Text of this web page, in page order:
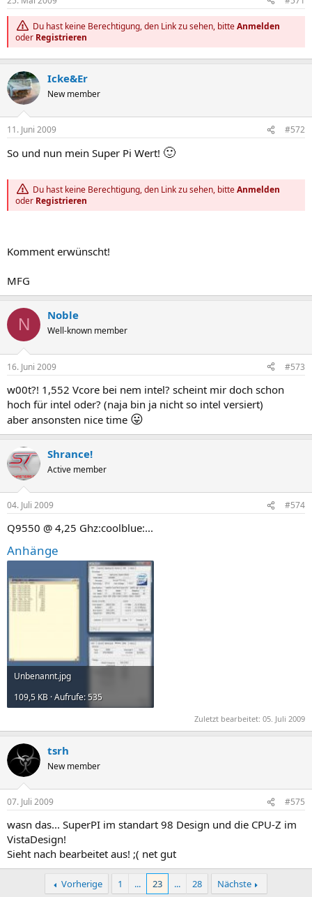
Du hast keine Berechtigung, den Link zu sehen, bitteAnmelden
oder Registrieren
Icke&Er
New member
11. Juni 2009 #572
So und nun mein Super Pi Wert! 🙂
Du hast keine Berechtigung, den Link zu sehen, bitteAnmelden
oder Registrieren
Komment erwünscht!
MFG
N Noble
Well-known member
16. Juni 2009 #573
w00t?! 1,552 Vcore bei nem intel? scheint mir doch schon
hoch für intel oder? (naja bin ja nicht so intel versiert)
aber ansonsten nice time 😛
Shrance!
Active member
04. Juli 2009 #574
Q9550 @ 4,25 Ghz:coolblue:...
Anhänge
Unbenannt.jpg
109,5 KB · Aufrufe: 535
Zuletzt bearbeitet: 05. Juli 2009
tsrh
New member
07. Juli 2009 #575
wasn das... SuperPI im standart 98 Design und die CPU-Z im
VistaDesign!
Sieht nach bearbeitet aus! ;( net gut
Vorherige 1 ... 23 ... 28
Nächste